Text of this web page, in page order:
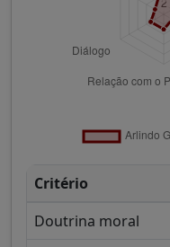
Critério
Doutrina moral